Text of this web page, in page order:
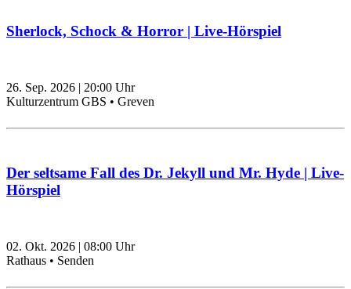
Sherlock, Schock & Horror | Live-Hörspiel
26. Sep. 2026 | 20:00 Uhr
Kulturzentrum GBS • Greven
Der seltsame Fall des Dr. Jekyll und Mr. Hyde | Live-
Hörspiel
02. Okt. 2026 | 08:00 Uhr
Rathaus • Senden